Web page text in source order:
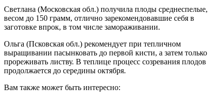
Светлана (Московская обл.) получила плоды среднеспелые,
весом до 150 грамм, отлично зарекомендовавшие себя в
заготовке впрок, в том числе замораживании.
Ольга (Псковская обл.) рекомендует при тепличном
выращивании пасынковать до первой кисти, а затем только
прореживать листву. В теплице процесс созревания плодов
продолжается до середины октября.
Вам также может быть интересно: